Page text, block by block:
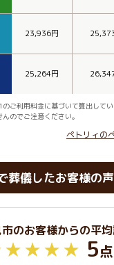
23,936円
25,264円
利用料金に基づいて算出してい
のでご注意ください。
ペトリィの
葬儀したお客様の
のお客様からの平
5点